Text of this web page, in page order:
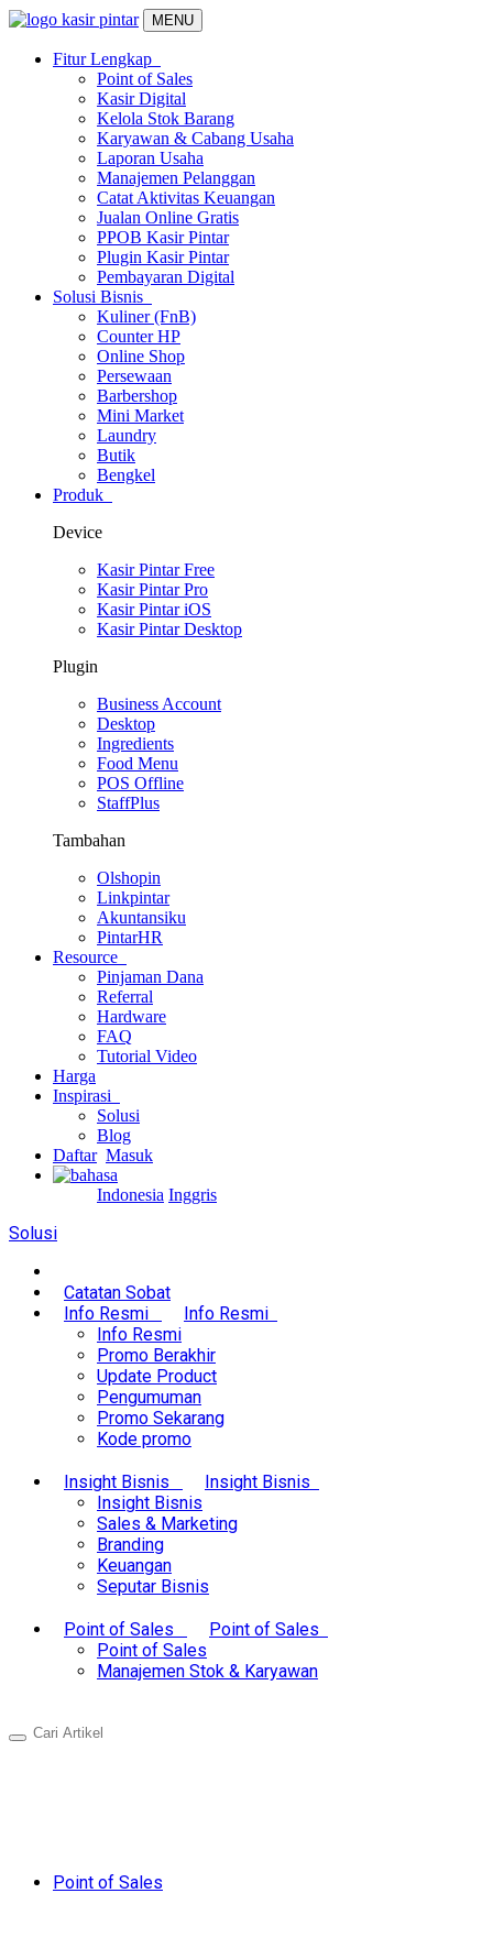
MENU
Fitur Lengkap
Point of Sales
Kasir Digital
Kelola Stok Barang
Karyawan & Cabang Usaha
Laporan Usaha
Manajemen Pelanggan
Catat Aktivitas Keuangan
Jualan Online Gratis
PPOB Kasir Pintar
Plugin Kasir Pintar
Pembayaran Digital
Solusi Bisnis
Kuliner (FnB)
Counter HP
Online Shop
Persewaan
Barbershop
Mini Market
Laundry
Butik
Bengkel
Produk
Device
Kasir Pintar Free
Kasir Pintar Pro
Kasir Pintar iOS
Kasir Pintar Desktop
Plugin
Business Account
Desktop
Ingredients
Food Menu
POS Offline
StaffPlus
Tambahan
Olshopin
Linkpintar
Akuntansiku
PintarHR
Resource
Pinjaman Dana
Referral
Hardware
FAQ
Tutorial Video
Harga
Inspirasi
Solusi
Blog
Daftar Masuk
Indonesia Inggris
Solusi
Catatan Sobat
Info Resmi
Info Resmi
Info Resmi
Promo Berakhir
Update Product
Pengumuman
Promo Sekarang
Kode promo
Insight Bisnis
Insight Bisnis
Insight Bisnis
Sales & Marketing
Branding
Keuangan
Seputar Bisnis
Point of Sales
Point of Sales
Point of Sales
Manajemen Stok & Karyawan
Point of Sales